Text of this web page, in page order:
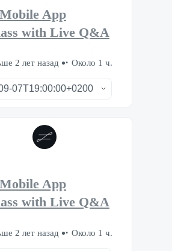
App
with Live Q&A
2 лет назад Около 1 ч.
App
with Live Q&A
2 лет назад Около 1 ч.